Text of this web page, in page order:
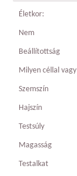
Életkor:
Nem
Beállítottság
Milyen céllal
Szemszín
Hajszín
Testsúly
Magasság
Testalkat